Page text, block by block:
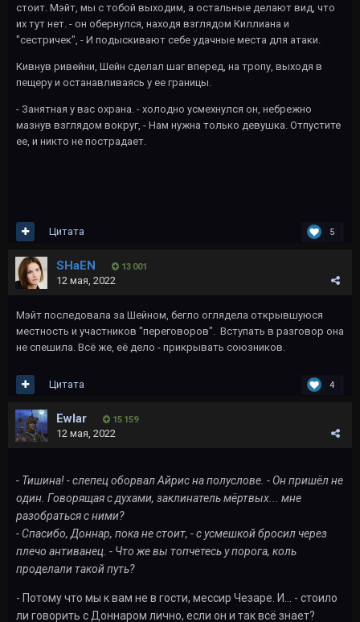
стоит. Мэйт, мы с тобой выходим, а остальные делают вид, что
их тут нет. - он обернулся, находя взглядом Киллиана и
"сестричек", - И подыскивают себе удачные места для атаки.
Кивнув ривейни, Шейн сделал шаг вперед, на тропу, выходя в
пещеру и останавливаясь у ее границы.
- Занятная у вас охрана. - холодно усмехнулся он, небрежно
мазнув взглядом вокруг, - Нам нужна только девушка. Отпустите
ее, и никто не пострадает.
5
Цитата
SHaEN 13 001
12 мая, 2022
Мэйт последовала за Шейном, бегло оглядела открывшуюся
местность и участников "переговоров". Вступать в разговор она
не спешила. Всё же, её дело - прикрывать союзников.
4
Цитата
Ewlar 15 159
12 мая, 2022
- Тишина! - слепец оборвал Айрис на полуслове. - Он пришёл не
один. Говорящая с духами, заклинатель мёртвых... мне
разобраться с ними?
- Спасибо, Доннар, пока не стоит, - с усмешкой бросил через
плечо антиванец. - Что же вы топчетесь у порога, коль
проделали такой путь?
- Потому что мы к вам не в гости, мессир Чезаре. И... - стоило
ли говорить с Доннаром лично, если он и так всё знает?